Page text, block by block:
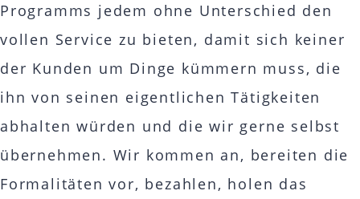
Programms jedem ohne Unterschied den
vollen Service zu bieten, damit sich keiner
der Kunden um Dinge kümmern muss, die
ihn von seinen eigentlichen Tätigkeiten
abhalten würden und die wir gerne selbst
übernehmen. Wir kommen an, bereiten die
Formalitäten vor, bezahlen, holen das